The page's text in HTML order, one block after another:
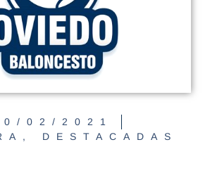
02/2021
, DESTACADAS